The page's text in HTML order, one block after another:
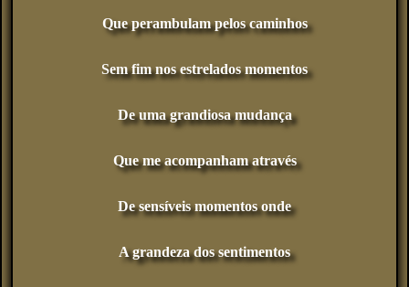
Que perambulam pelos caminhos
Sem fim nos estrelados momentos
De uma grandiosa mudança
Que me acompanham através
De sensíveis momentos onde
A grandeza dos sentimentos